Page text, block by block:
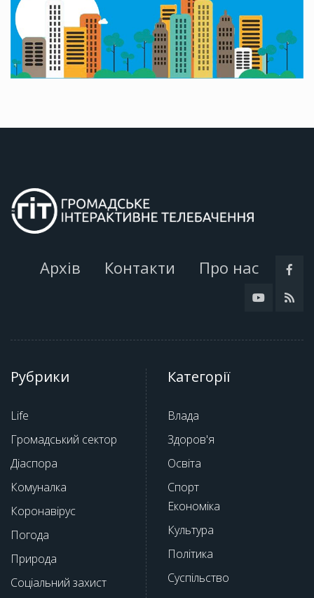
Архів Контакти Про нас
Рубрики
Life
Громадський сектор
Діаспора
Комуналка
Коронавірус
Погода
Природа
Соціальний захист
Категорії
Влада
Здоров'я
Освіта
Спорт
Економіка
Культура
Політика
Суспільство